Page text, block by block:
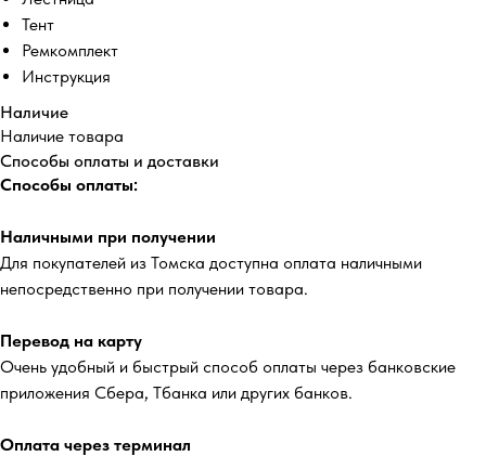
Тент
Ремкомплект
Инструкция
Наличие
Наличие товара
Способы оплаты и доставки
Способы оплаты:
Наличными при получении
Для покупателей из Томска доступна оплата наличными
непосредственно при получении товара.
Перевод на карту
Очень удобный и быстрый способ оплаты через банковские
приложения Сбера, Тбанка или других банков.
Оплата через терминал